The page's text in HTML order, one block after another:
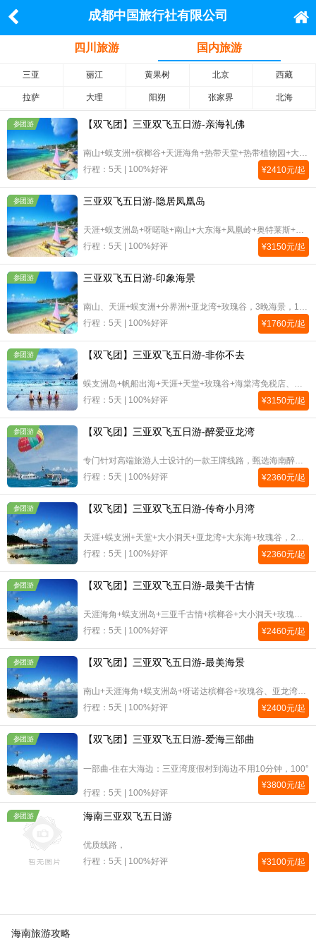
成都中国旅行社有限公司
四川旅游 国内旅游
三亚 丽江 黄果树 北京 西藏
拉萨 大理 阳朔 张家界 北海
参团游 【双飞团】三亚双飞五日游-亲海礼佛
南山+蜈支洲+槟榔谷+天涯海角+热带天堂+热带植物园+大东海+亚龙湾，2晚海景1晚兴隆挂五1晚南山
行程：5天 | 100%好评
¥2410元/起
参团游 三亚双飞五日游-隐居凤凰岛
天涯+蜈支洲岛+呀喏哒+南山+大东海+凤凰岭+奥特莱斯+兰花世界+免税，2晚明申锦江高尔夫2晚隐居海上270度海景
行程：5天 | 100%好评
¥3150元/起
参团游 三亚双飞五日游-印象海景
南山、天涯+蜈支洲+分界洲+亚龙湾+玫瑰谷，3晚海景，1晚兴隆挂5星
行程：5天 | 100%好评
¥1760元/起
参团游 【双飞团】三亚双飞五日游-非你不去
蜈支洲岛+帆船出海+天涯+天堂+玫瑰谷+海棠湾免税店、亚龙湾海底世界，4晚三亚湾假日180度海景，赠送假日酒店池畔BBQ
行程：5天 | 100%好评
¥3150元/起
参团游 【双飞团】三亚双飞五日游-醉爱亚龙湾
专门针对高端旅游人士设计的一款王牌线路，甄选海南醉美景点，每个景点保证充足的游览时间让您陶醉于美丽的三亚；精选各式醉精客房海景温泉花园完美结合让您每一晚都留下醉美回忆；品尝海南本土醉有特色的美食，来一次味蕾旅行……
行程：5天 | 100%好评
¥2360元/起
参团游 【双飞团】三亚双飞五日游-传奇小月湾
天涯+蜈支洲+天堂+大小洞天+亚龙湾+大东海+玫瑰谷，2晚海景2晚小木屋
行程：5天 | 100%好评
¥2360元/起
参团游 【双飞团】三亚双飞五日游-最美千古情
天涯海角+蜈支洲岛+三亚千古情+槟榔谷+大小洞天+玫瑰谷+亚龙湾3晚海景酒店海景房或五星馨雅国际豪华房一晚海棠湾五星梅诺卡
行程：5天 | 100%好评
¥2460元/起
参团游 【双飞团】三亚双飞五日游-最美海景
南山+天涯海角+蜈支洲岛+呀诺达槟榔谷+玫瑰谷、亚龙湾海底世界4晚连住挂四海悦湾豪华海景房或五星馨雅国际豪华房。
行程：5天 | 100%好评
¥2400元/起
参团游 【双飞团】三亚双飞五日游-爱海三部曲
一部曲-住在大海边：三亚湾度假村到海边不用10分钟，100°
行程：5天 | 100%好评
¥3800元/起
参团游 海南三亚双飞五日游
优质线路，
行程：5天 | 100%好评
¥3100元/起
海南旅游攻略